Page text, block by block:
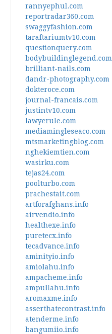
rannyephul.com
reportradar360.com
swaggyfashion.com
taraftariumtv10.com
questionquery.com
bodybuildinglegend.com
brilliant-nails.com
dandr-photography.com
dokteroce.com
journal-francais.com
justintv10.com
lawyerule.com
mediamingleseaco.com
mtsmarketingblog.com
nghekiemtien.com
wasirku.com
tejas24.com
poolturbo.com
prachestait.com
artforafghans.info
airvendio.info
healthexe.info
puretecx.info
tecadvance.info
aminityio.info
amiolahu.info
ampacheme.info
ampullahu.info
aromaxme.info
asserthatecontrast.info
atenderme.info
bangumiio.info